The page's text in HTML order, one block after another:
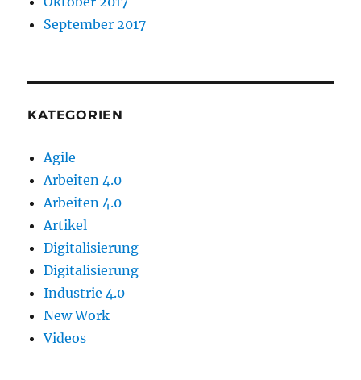
September 2017
KATEGORIEN
Agile
Arbeiten 4.0
Arbeiten 4.0
Artikel
Digitalisierung
Digitalisierung
Industrie 4.0
New Work
Videos